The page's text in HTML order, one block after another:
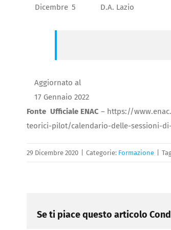
Dicembre 5 D.A. Lazio
Aggiornato al
17 Gennaio 2022
Fonte Ufficiale ENAC – https://
teorici-pilot/calendario-delle-sessioni-di-
29 Dicembre 2020 Categorie: Formazione
Se ti piace questo articolo